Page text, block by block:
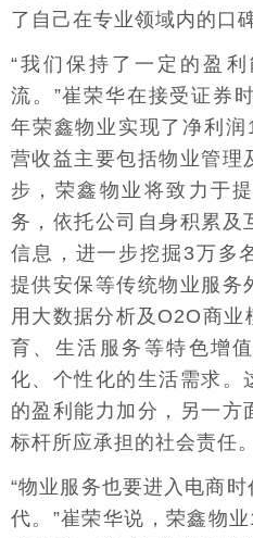
了自己在专业领域内的口碑
“我们保持了一定的盈
流。”崔荣华在接受证券
年荣鑫物业实现了净利
营收益主要包括物业管理
步，荣鑫物业将致力于
务，依托公司自身积累及
信息，进一步挖掘3万多
提供安保等传统物业服务
用大数据分析及O2O商
育、生活服务等特色增
化、个性化的生活需求。
的盈利能力加分，另一方
标杆所应承担的社会责任。
“物业服务也要进入电商
代。”崔荣华说，荣鑫物